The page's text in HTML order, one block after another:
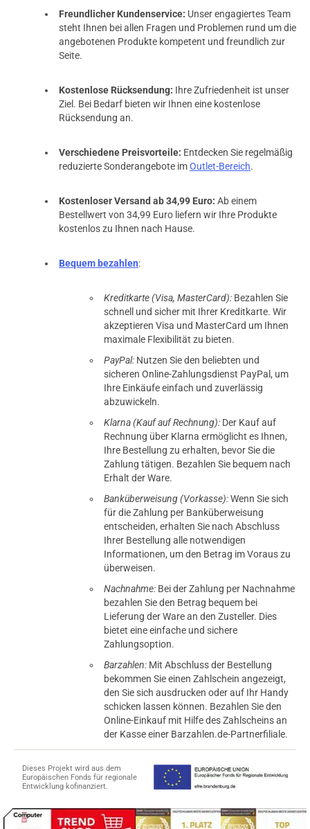
next
Freundlicher Kundenservice: Unser engagiertes Team
steht Ihnen bei allen Fragen und Problemen rund um die
angebotenen Produkte kompetent und freundlich zur
Seite.
Kostenlose Rücksendung: Ihre Zufriedenheit ist unser
Ziel. Bei Bedarf bieten wir Ihnen eine kostenlose
Rücksendung an.
Verschiedene Preisvorteile: Entdecken Sie regelmäßig
reduzierte Sonderangebote imOutlet-Bereich.
Kostenloser Versand ab 34,99 Euro: Ab einem
Bestellwert von 34,99 Euro liefern wir Ihre Produkte
kostenlos zu Ihnen nach Hause.
Bequem bezahlen:
Kreditkarte (Visa, MasterCard): Bezahlen Sie
schnell und sicher mit Ihrer Kreditkarte. Wir
akzeptieren Visa und MasterCard um Ihnen
maximale Flexibilität zu bieten.
PayPal: Nutzen Sie den beliebten und
sicheren Online-Zahlungsdienst PayPal, um
Ihre Einkäufe einfach und zuverlässig
abzuwickeln.
Klarna (Kauf auf Rechnung): Der Kauf auf
Rechnung über Klarna ermöglicht es Ihnen,
Ihre Bestellung zu erhalten, bevor Sie die
Zahlung tätigen. Bezahlen Sie bequem nach
Erhalt der Ware.
Banküberweisung (Vorkasse):Wenn Sie sich
für die Zahlung per Banküberweisung
entscheiden, erhalten Sie nach Abschluss
Ihrer Bestellung alle notwendigen
Informationen, um den Betrag im Voraus zu
überweisen.
Nachnahme: Bei der Zahlung per Nachnahme
bezahlen Sie den Betrag bequem bei
Lieferung der Ware an den Zusteller. Dies
bietet eine einfache und sichere
Zahlungsoption.
Barzahlen: Mit Abschluss der Bestellung
bekommen Sie einen Zahlschein angezeigt,
den Sie sich ausdrucken oder auf Ihr Handy
schicken lassen können. Bezahlen Sie den
Online-Einkauf mit Hilfe des Zahlscheins an
der Kasse einer Barzahlen.de-Partnerfiliale.
Dieses Projekt wird aus dem
Europäischen Fonds für regionale
Entwicklung kofinanziert.